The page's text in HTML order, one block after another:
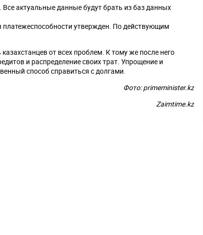
актуальные данные будут брать из баз данных
платежеспособности утвержден. По действующим
от всех проблем. К тому же после него
и распределение своих трат. Упрощение и
способ справиться с долгами.
Фото: primeminister.kz
Zaimtime.kz